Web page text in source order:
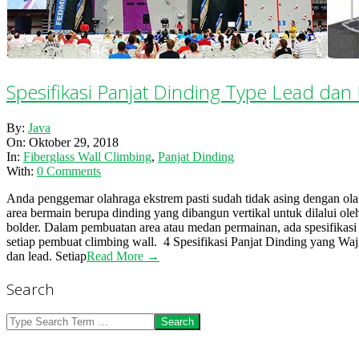
Spesifikasi Panjat Dinding Type Lead
2018-
10-
29
By: Java
On: Oktober 29, 2018
In: Fiberglass Wall Climbing, Panjat Dinding
With: 0 Comments
Anda penggemar olahraga ekstrem pasti sudah tidak asing dengan
area bermain berupa dinding yang dibangun vertikal untuk dilalui
bolder. Dalam pembuatan area atau medan permainan, ada
setiap pembuat climbing wall. 4 Spesifikasi Panjat Dinding yang
dan lead. SetiapRead More →
Search
Search